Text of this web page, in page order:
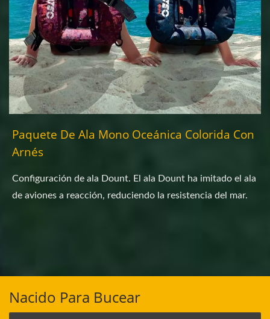
Paquete De Ala Mono Oceánica Colorida Con
Arnés
Configuración de ala Dount. El ala Dount ha imitado el ala
de aviones a reacción, reduciendo la resistencia del mar.
Nacido Para Bucear